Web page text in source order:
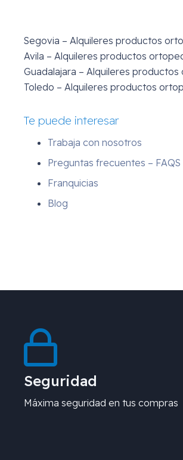
Segovia – Alquileres productos
Avila – Alquileres productos
Guadalajara – Alquileres
Toledo – Alquileres productos
Te puede interesar
Trabaja con nosotros
Preguntas frecuentes – FAQS
Franquicias
Blog
Seguridad
Máxima seguridad en tus compras